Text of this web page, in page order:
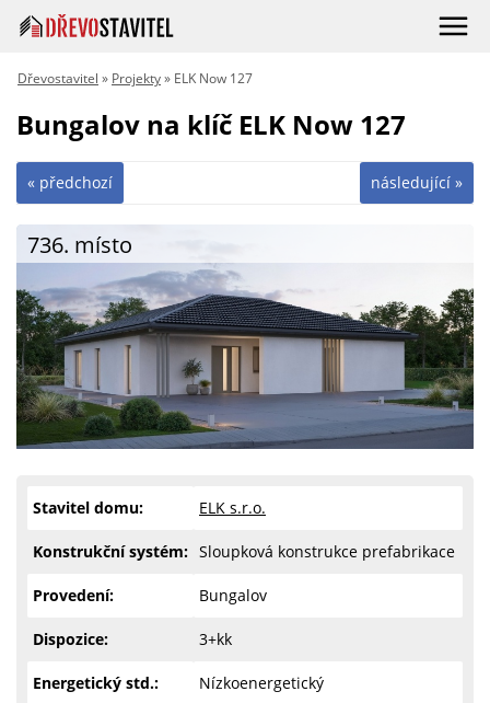
Dřevostavitel » Projekty» ELK Now 127
Bungalov na klíč ELK Now 127
následující »
« předchozí
736. místo
Stavitel domu: ELK s.r.o.
Konstrukční systém: Sloupková konstrukce prefabrikace
Provedení: Bungalov
Dispozice: 3+kk
Energetický std.: Nízkoenergetický